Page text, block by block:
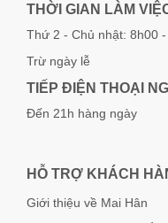
THỜI GIAN LÀM
Thứ 2 - Chủ nhật: 8h00
Trừ ngày lễ
TIẾP ĐIỆN THOẠI
Đến 21h hàng ngày
HỖ TRỢ KHÁCH
Giới thiệu về Mai Hân